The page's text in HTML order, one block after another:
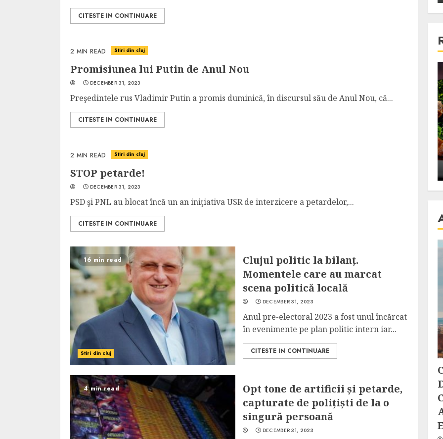
CITESTE IN CONTINUARE
2 MIN READ Stiri din cluj
Promisiunea lui Putin de Anul Nou
DECEMBER 31, 2023
Preşedintele rus Vladimir Putin a promis duminică, în discursul său de Anul Nou, că...
CITESTE IN CONTINUARE
2 MIN READ Stiri din cluj
STOP petarde!
DECEMBER 31, 2023
PSD şi PNL au blocat încă un an iniţiativa USR de interzicere a petardelor,...
CITESTE IN CONTINUARE
16 min read
Stiri din cluj
Clujul politic la bilanț.
Momentele care au marcat
scena politică locală
DECEMBER 31, 2023
Anul pre-electoral 2023 a fost unul încărcat
în evenimente pe plan politic intern iar...
CITESTE IN CONTINUARE
4 min read
Opt tone de artificii și petarde,
capturate de polițiști de la o
singură persoană
DECEMBER 31, 2023
4 min read
cu piept de curcan
ALEXANDRU S.